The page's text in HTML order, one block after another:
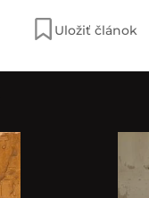
Uložiť článok